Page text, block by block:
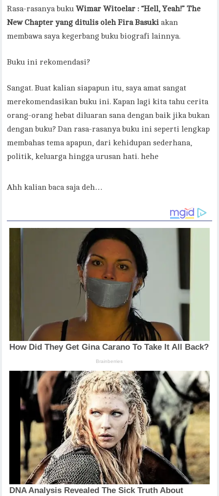
Rasa-rasanya bukuWimar Witoelar : “Hell, Yeah!” The
New Chapter yang ditulis oleh Fira Basuki akan
membawa saya kegerbang buku biografi lainnya.
Buku ini rekomendasi?
Sangat. Buat kalian siapapun itu, saya amat sangat
merekomendasikan buku ini. Kapan lagi kita tahu cerita
orang-orang hebat diluaran sana dengan baik jika bukan
dengan buku? Dan rasa-rasanya buku ini seperti lengkap
membahas tema apapun, dari kehidupan sederhana,
politik, keluarga hingga urusan hati. hehe
Ahh kalian baca saja deh…